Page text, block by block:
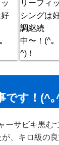
です！(^｡
ーサビキ黒む
、キロ級の